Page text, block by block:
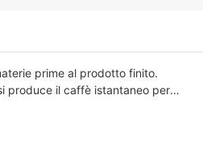
prime al prodotto finito.
produce il caffè istantaneo per